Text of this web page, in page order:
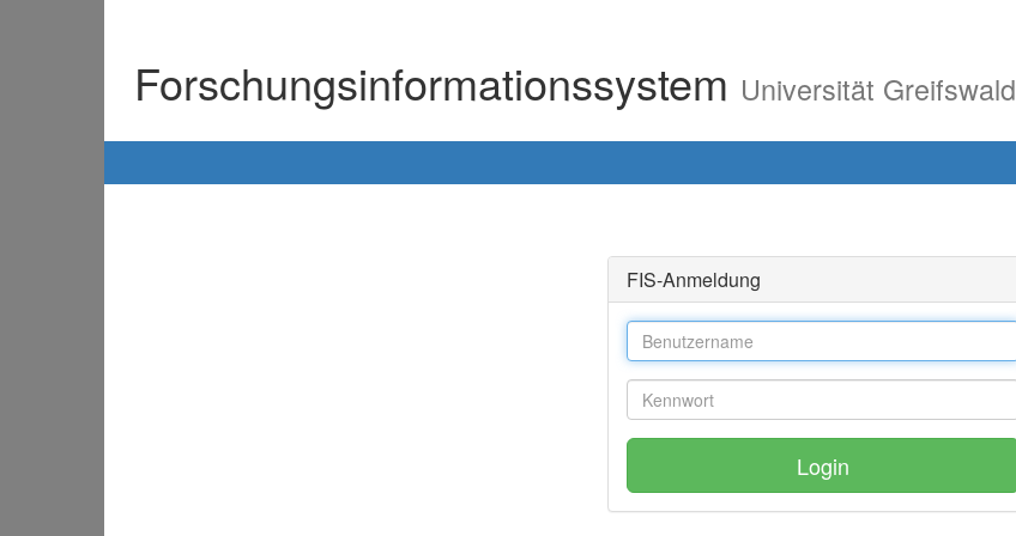
Forschungsinformationssystem Universität Greifswald
FIS-Anmeldung